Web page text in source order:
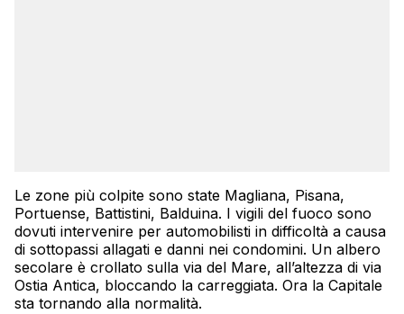
Le zone più colpite sono state Magliana, Pisana,
Portuense, Battistini, Balduina. I vigili del fuoco sono
dovuti intervenire per automobilisti in difficoltà a causa
di sottopassi allagati e danni nei condomini. Un albero
secolare è crollato sulla via del Mare, all’altezza di via
Ostia Antica, bloccando la carreggiata. Ora la Capitale
sta tornando alla normalità.